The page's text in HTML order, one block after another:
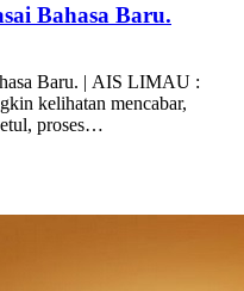
Bahasa Baru.
Baru. | AIS LIMAU :
kelihatan mencabar,
proses…